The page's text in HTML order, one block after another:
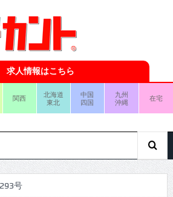
求人情報はこちら
関西
北海道
東北
中国
四国
九州
沖縄
在宅
号